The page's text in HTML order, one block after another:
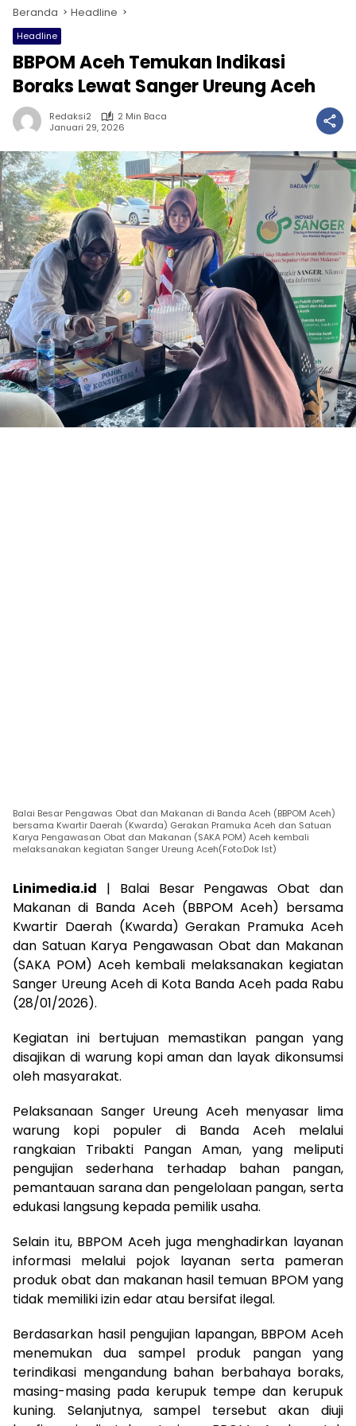
Beranda Headline
Headline
BBPOM Aceh Temukan Indikasi
Boraks Lewat Sanger Ureung Aceh
Redaksi2
2 Min Baca
Januari 29, 2026
Balai Besar Pengawas Obat dan Makanan di Banda Aceh (BBPOM Aceh)
bersama Kwartir Daerah (Kwarda) Gerakan Pramuka Aceh dan Satuan
Karya Pengawasan Obat dan Makanan (SAKA POM) Aceh kembali
melaksanakan kegiatan Sanger Ureung Aceh(Foto:Dok Ist)
Linimedia.id | Balai Besar Pengawas Obat dan
Makanan di Banda Aceh (BBPOM Aceh) bersama
Kwartir Daerah (Kwarda) Gerakan Pramuka Aceh
dan Satuan Karya Pengawasan Obat dan Makanan
(SAKA POM) Aceh kembali melaksanakan kegiatan
Sanger Ureung Aceh di Kota Banda Aceh pada Rabu
(28/01/2026).
Kegiatan ini bertujuan memastikan pangan yang
disajikan di warung kopi aman dan layak dikonsumsi
oleh masyarakat.
Pelaksanaan Sanger Ureung Aceh menyasar lima
warung kopi populer di Banda Aceh melalui
rangkaian Tribakti Pangan Aman, yang meliputi
pengujian sederhana terhadap bahan pangan,
pemantauan sarana dan pengelolaan pangan, serta
edukasi langsung kepada pemilik usaha.
Selain itu, BBPOM Aceh juga menghadirkan layanan
informasi melalui pojok layanan serta pameran
produk obat dan makanan hasil temuan BPOM yang
tidak memiliki izin edar atau bersifat ilegal.
Berdasarkan hasil pengujian lapangan, BBPOM Aceh
menemukan dua sampel produk pangan yang
terindikasi mengandung bahan berbahaya boraks,
masing-masing pada kerupuk tempe dan kerupuk
kuning. Selanjutnya, sampel tersebut akan diuji